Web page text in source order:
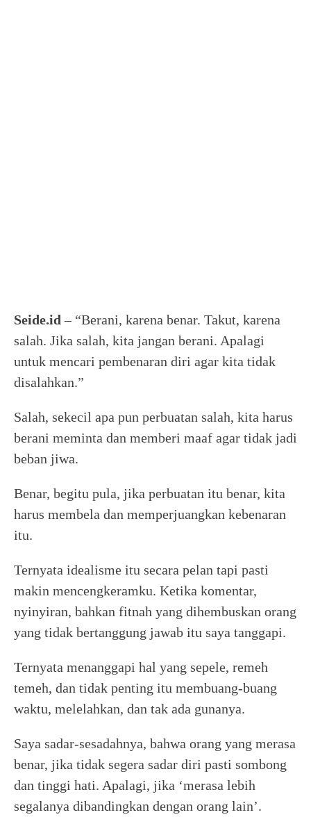
Seide.id – “Berani, karena benar. Takut, karena
salah. Jika salah, kita jangan berani. Apalagi
untuk mencari pembenaran diri agar kita tidak
disalahkan.”
Salah, sekecil apa pun perbuatan salah, kita harus
berani meminta dan memberi maaf agar tidak jadi
beban jiwa.
Benar, begitu pula, jika perbuatan itu benar, kita
harus membela dan memperjuangkan kebenaran
itu.
Ternyata idealisme itu secara pelan tapi pasti
makin mencengkeramku. Ketika komentar,
nyinyiran, bahkan fitnah yang dihembuskan orang
yang tidak bertanggung jawab itu saya tanggapi.
Ternyata menanggapi hal yang sepele, remeh
temeh, dan tidak penting itu membuang-buang
waktu, melelahkan, dan tak ada gunanya.
Saya sadar-sesadahnya, bahwa orang yang merasa
benar, jika tidak segera sadar diri pasti sombong
dan tinggi hati. Apalagi, jika ‘merasa lebih
segalanya dibandingkan dengan orang lain’.